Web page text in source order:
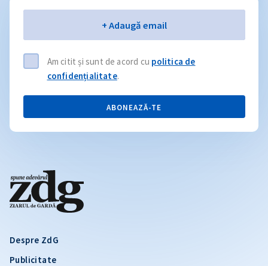
Despre ZdG
Publicitate
+ Adaugă email
Am citit și sunt de acord cu politica de
confidențialitate.
ABONEAZĂ-TE